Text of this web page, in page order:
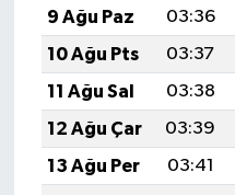
9 Ağu Paz
03:36
10 Ağu Pts
03:37
11 Ağu Sal
03:38
12 Ağu Çar
03:39
13 Ağu Per
03:41